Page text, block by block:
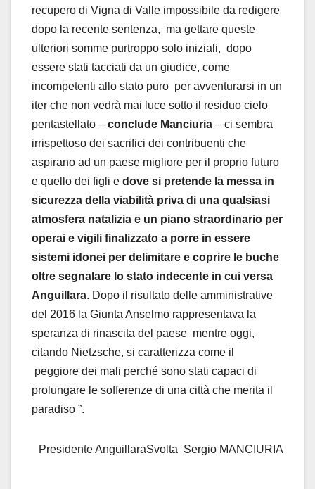
recupero di Vigna di Valle impossibile da redigere
dopo la recente sentenza, ma gettare queste
ulteriori somme purtroppo solo iniziali, dopo
essere stati tacciati da un giudice, come
incompetenti allo stato puro per avventurarsi in un
iter che non vedrà mai luce sotto il residuo cielo
pentastellato – conclude Manciuria – ci sembra
irrispettoso dei sacrifici dei contribuenti che
aspirano ad un paese migliore per il proprio futuro
e quello dei figli e dove si pretende la messa in
sicurezza della viabilità priva di una qualsiasi
atmosfera natalizia e un piano straordinario per
operai e vigili finalizzato a porre in essere
sistemi idonei per delimitare e coprire le buche
oltre segnalare lo stato indecente in cui versa
Anguillara. Dopo il risultato delle amministrative
del 2016 la Giunta Anselmo rappresentava la
speranza di rinascita del paese mentre oggi,
citando Nietzsche, si caratterizza come il
peggiore dei mali perché sono stati capaci di
prolungare le sofferenze di una città che merita il
paradiso ”.
Presidente AnguillaraSvolta Sergio MANCIURIA